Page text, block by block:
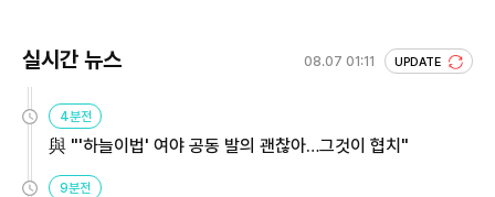
실시간 뉴스 08.07 01:11 UPDATE
4분전
與 "'하늘이법' 여야 공동 발의 괜찮아…그것이 협치"
9분전